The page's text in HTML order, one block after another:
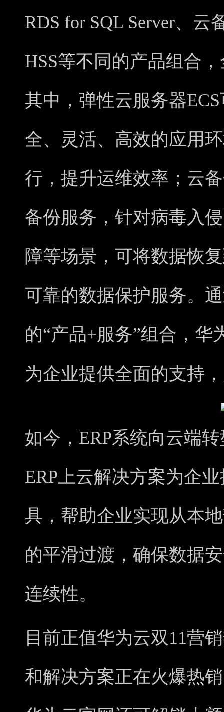
RDS for SQL Server、
HSS等不同的产品组合
其中，弹性云服务器
全、灵活、高效的应用
行，提升运维效率；云
备份服务，针对病毒入
障等场景，可将数据恢
可靠的数据保护服务。
的“产品+服务”组合，华
为企业提供全面的支持
如今，ERP系统向云端
ERP上云解决方案为企
具，帮助企业实现从本
的平滑过渡，确保数据
连续性。
目前正值华为云双11营
和解决方案正在火爆热